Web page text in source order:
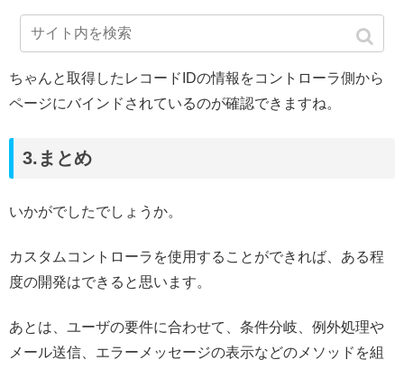
ちゃんと取得したレコードIDの情報をコントローラ側から
ページにバインドされているのが確認できますね。
3.まとめ
いかがでしたでしょうか。
カスタムコントローラを使用することができれば、ある程
度の開発はできると思います。
あとは、ユーザの要件に合わせて、条件分岐、例外処理や
メール送信、エラーメッセージの表示などのメソッドを組